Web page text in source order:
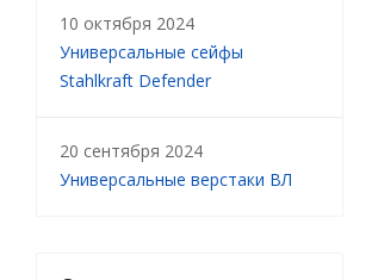
10 октября 2024
Универсальные сейфы
Stahlkraft Defender
20 сентября 2024
Универсальные верстаки ВЛ